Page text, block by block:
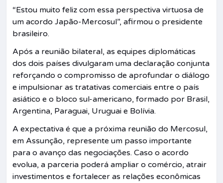
“Estou muito feliz com essa perspectiva virtuosa de
um acordo Japão-Mercosul”, afirmou o presidente
brasileiro.
Após a reunião bilateral, as equipes diplomáticas
dos dois países divulgaram uma declaração conjunta
reforçando o compromisso de aprofundar o diálogo
e impulsionar as tratativas comerciais entre o país
asiático e o bloco sul-americano, formado por Brasil,
Argentina, Paraguai, Uruguai e Bolívia.
A expectativa é que a próxima reunião do Mercosul,
em Assunção, represente um passo importante
para o avanço das negociações. Caso o acordo
evolua, a parceria poderá ampliar o comércio, atrair
investimentos e fortalecer as relações econômicas